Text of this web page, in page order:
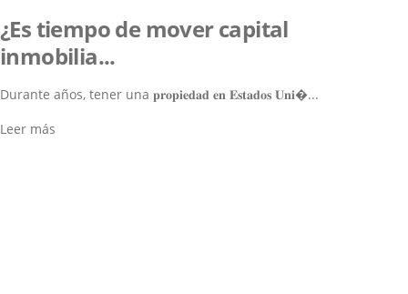
¿Es tiempo de mover capital
inmobilia...
Durante años, tener una 𝐩𝐫𝐨𝐩𝐢𝐞𝐝𝐚𝐝 𝐞𝐧 𝐄𝐬𝐭𝐚𝐝𝐨𝐬 𝐔𝐧𝐢�...
Leer más